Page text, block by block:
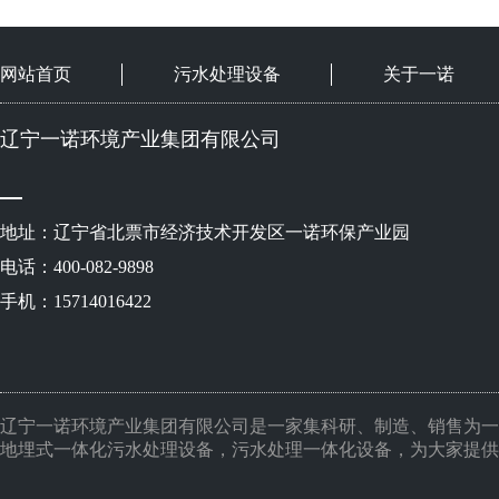
网站首页 污水处理设备 关于一诺
辽宁一诺环境产业集团有限公司
地址：辽宁省北票市经济技术开发区一诺环保产业园
电话：400-082-9898
手机：15714016422
辽宁一诺环境产业集团有限公司是一家集科研、制造、销售为
地埋式一体化污水处理设备，污水处理一体化设备，为大家提